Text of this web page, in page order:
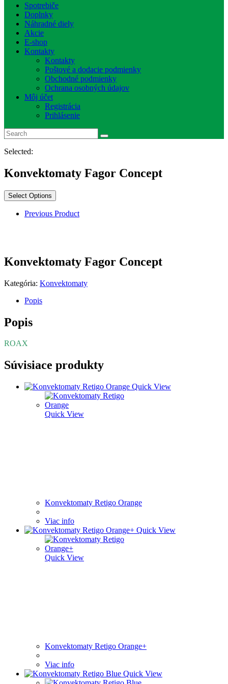
Spotrebiče
Doplnky
Náhradné diely
Akcie
E-shop
Kontakty
Kontakty
Poštové a dodacie podmienky
Obchodné podmienky
Ochrana osobných údajov
Môj účet
Registrácia
Prihlásenie
Selected:
Konvektomaty Fagor Concept
Select Options
Previous Product
Konvektomaty Fagor Concept
Kategória: Konvektomaty
Popis
Popis
ROAX
Súvisiace produkty
Quick View
Quick View
Konvektomaty Retigo Orange
Viac info
Quick View
Quick View
Konvektomaty Retigo Orange+
Viac info
Quick View